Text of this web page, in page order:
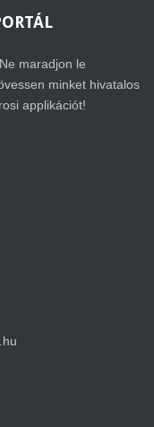
maradjon le
minket hivatalos
applikációt!